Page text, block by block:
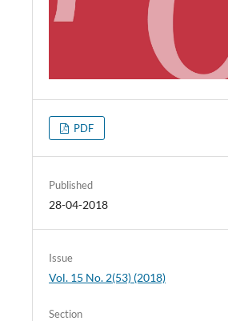
PDF
Published
28-04-2018
Issue
Vol. 15 No. 2(53) (2018)
Section